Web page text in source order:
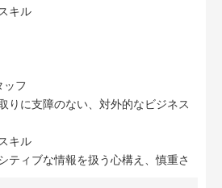
キル
ッフ
りに支障のない、対外的なビジネス
キル
ティブな情報を扱う心構え、慎重さ